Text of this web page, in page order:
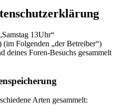
13Uhr“
(im Folgenden „der Betreiber“)
deines Foren-Besuchs gesammelt
Arten gesammelt: